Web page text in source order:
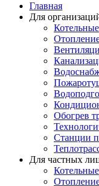
Главная
Для
Котельные
Обогрев
Станции
Для частных
Котельные